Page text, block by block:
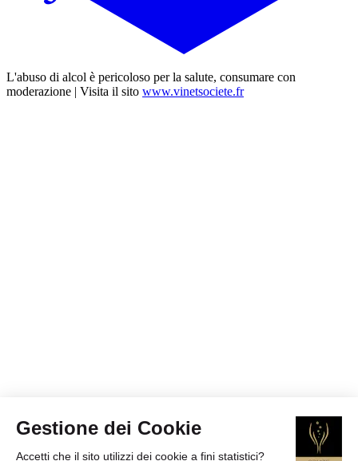
Gestione dei Cookie
Accetti che il sito utilizzi dei cookie a fini statistici?
L'abuso di alcol è pericoloso per la salute, consumare con
moderazione | Visita il sito www.vinetsociete.fr